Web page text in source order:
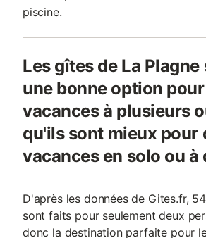
piscine.
Les gîtes de La
une bonne option
vacances à plusieurs
qu'ils sont mieux pour
vacances en solo ou à
D'après les données de Gites.fr,
sont faits pour seulement deux
donc la destination parfaite pour